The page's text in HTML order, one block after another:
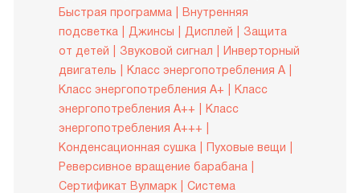
Быстрая программа
Внутренняя
подсветка
Джинсы Дисплей
Защита
от детей
Звуковой сигнал
Инверторный
двигатель
Класс энергопотребления A
Класс энергопотребления A+
Класс
энергопотребления A++
Класс
энергопотребления A+++
Конденсационная сушка
Пуховые вещи
Реверсивное вращение барабана
Сертификат Вулмарк
Система